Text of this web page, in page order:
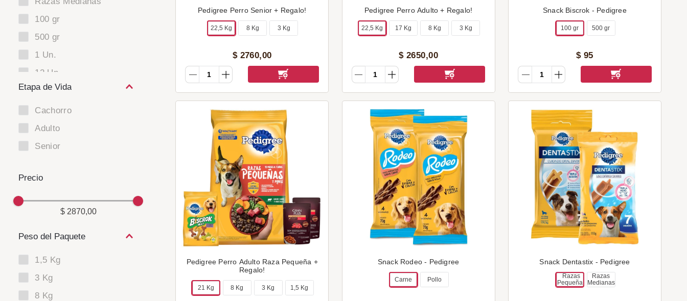
Etapa de Vida
Cachorro
Adulto
Senior
Peso del Paquete
1,5 Kg
3 Kg
8 Kg
100 gr
500 gr
1 Un.
12 Un.
$ 2870,00
Pedigree Perro Senior + Regalo!
22,5 Kg 8 Kg 3 Kg
$ 2760,00
Pedigree Perro Adulto + Regalo!
22,5 Kg 17 Kg 8 Kg 3 Kg
$ 2650,00
Snack Biscrok - Pedigree
100 gr 500 gr
$ 95
Pedigree Perro Adulto Raza Pequeña +
Regalo!
21 Kg 8 Kg 3 Kg 1,5 Kg
Snack Rodeo - Pedigree
Carne Pollo
Snack Dentastix - Pedigree
Razas
Pequeñas
Razas
Medianas